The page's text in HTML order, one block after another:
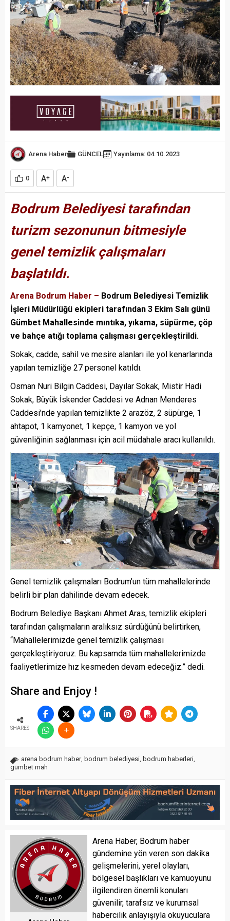
Arena Haber GÜNCEL Yayınlama: 04.10.2023
0 A+ A-
Bodrum Belediyesi tarafından
turizm sezonunun bitmesiyle
genel temizlik çalışmaları
başlatıldı.
Arena Bodrum Haber – Bodrum Belediyesi Temizlik
İşleri Müdürlüğü ekipleri tarafından 3 Ekim Salı günü
Gümbet Mahallesinde mıntıka, yıkama, süpürme, çöp
ve bahçe atığı toplama çalışması gerçekleştirildi.
Sokak, cadde, sahil ve mesire alanları ile yol kenarlarında
yapılan temizliğe 27 personel katıldı.
Osman Nuri Bilgin Caddesi, Dayılar Sokak, Mistir Hadi
Sokak, Büyük İskender Caddesi ve Adnan Menderes
Caddesi’nde yapılan temizlikte 2 arazöz, 2 süpürge, 1
ahtapot, 1 kamyonet, 1 kepçe, 1 kamyon ve yol
güvenliğinin sağlanması için acil müdahale aracı kullanıldı.
Genel temizlik çalışmaları Bodrum’un tüm mahallelerinde
belirli bir plan dahilinde devam edecek.
Bodrum Belediye Başkanı Ahmet Aras, temizlik ekipleri
tarafından çalışmaların aralıksız sürdüğünü belirtirken,
“Mahallelerimizde genel temizlik çalışması
gerçekleştiriyoruz. Bu kapsamda tüm mahallelerimizde
faaliyetlerimize hız kesmeden devam edeceğiz.” dedi.
Share and Enjoy !
SHARES
arena bodrum haber, bodrum belediyesi, bodrum haberleri,
gümbet mah
Arena Haber, Bodrum haber
gündemine yön veren son dakika
gelişmelerini, yerel olayları,
bölgesel başlıkları ve kamuoyunu
ilgilendiren önemli konuları
güvenilir, tarafsız ve kurumsal
habercilik anlayışıyla okuyuculara